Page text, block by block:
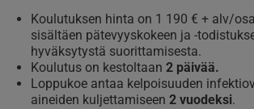
Koulutuksen hinta on 1 190 € + alv/
sisältäen pätevyyskokeen ja -
hyväksytystä suorittamisesta.
Koulutus on kestoltaan 2 päivää.
Loppukoe antaa kelpoisuuden
aineiden kuljettamiseen 2 vuodeksi.